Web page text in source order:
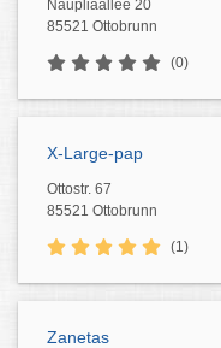
Naupliaallee 20
85521 Ottobrunn
(0)
X-Large-pap
Ottostr. 67
85521 Ottobrunn
(1)
Zanetas